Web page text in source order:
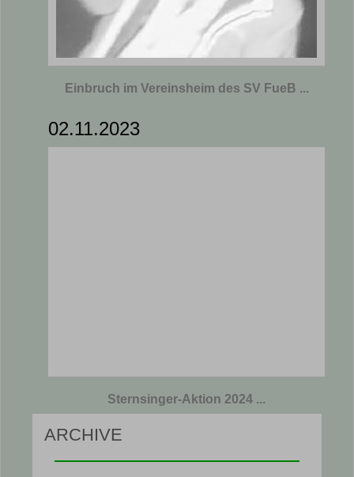
Einbruch im Vereinsheim des SV FueB ...
02.11.2023
Sternsinger-Aktion 2024 ...
ARCHIVE